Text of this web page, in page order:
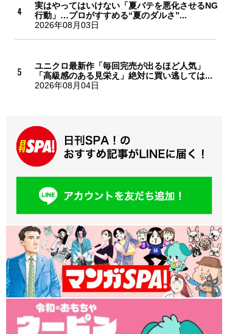
実はやってはいけない「夏バテを悪化させるNG
行動」…プロがすすめる“夏のダルさ”...
2026年08月03日
ユニクロ最新作「毎回完売が出るほど人気」
「高級感のある見栄え」絶対に買い逃しては...
2026年08月04日